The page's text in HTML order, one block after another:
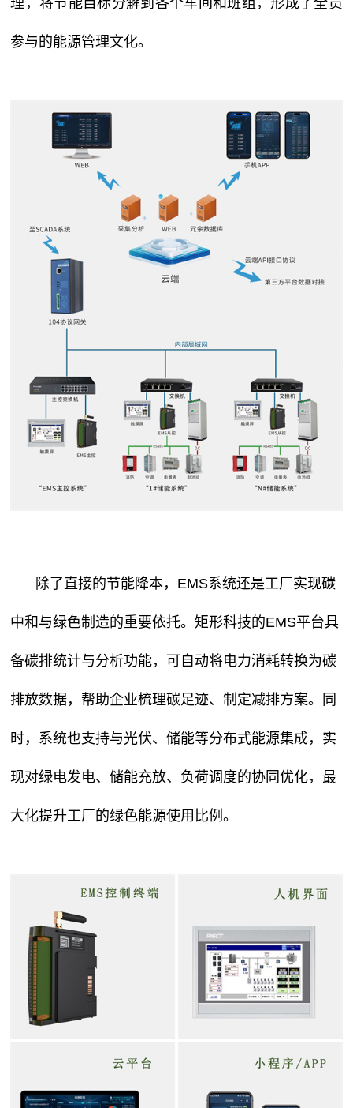
理，将节能目标分解到各个车间和班组，形成了全员
参与的能源管理文化。
除了直接的节能降本， EMS系统还是工厂实现碳
中和与绿色制造的重要依托。矩形科技的EMS平台具
备碳排统计与分析功能，可自动将电力消耗转换为碳
排放数据，帮助企业梳理碳足迹、制定减排方案。同
时，系统也支持与光伏、储能等分布式能源集成，实
现对绿电发电、储能充放、负荷调度的协同优化，最
大化提升工厂的绿色能源使用比例。